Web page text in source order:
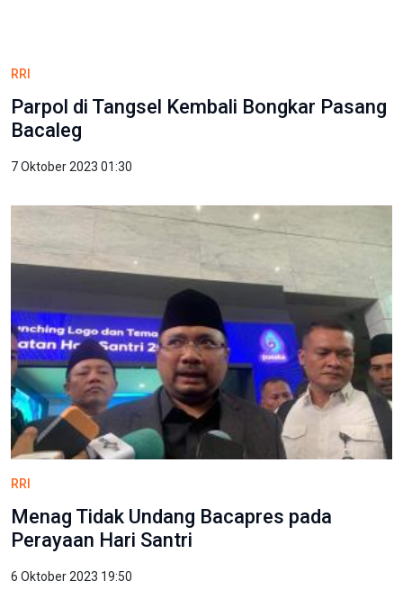
RRI
Parpol di Tangsel Kembali Bongkar Pasang
Bacaleg
7 Oktober 2023 01:30
RRI
Menag Tidak Undang Bacapres pada
Perayaan Hari Santri
6 Oktober 2023 19:50